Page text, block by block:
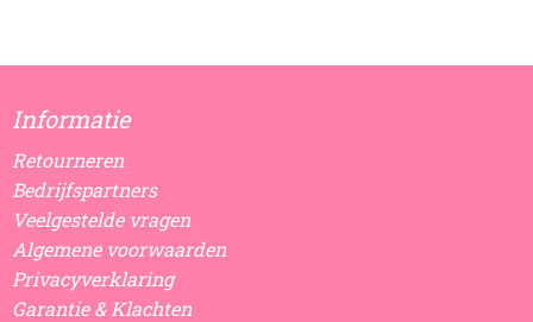
Informatie
Retourneren
Bedrijfspartners
Veelgestelde vragen
Algemene voorwaarden
Privacyverklaring
Garantie & Klachten